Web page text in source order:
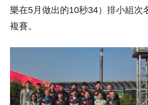
樂在5月做出的10秒34）排小組次
複賽。